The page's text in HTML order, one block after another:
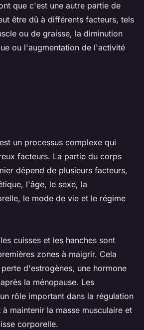
que c'est une autre partie de
être dû à différents facteurs, tels
ou de graisse, la diminution
ou l'augmentation de l'activité
un processus complexe qui
facteurs. La partie du corps
dépend de plusieurs facteurs,
l'âge, le sexe, la
le mode de vie et le régime
cuisses et les hanches sont
zones à maigrir. Cela
d'estrogènes, une hormone
la ménopause. Les
rôle important dans la régulation
maintenir la masse musculaire et
corporelle.